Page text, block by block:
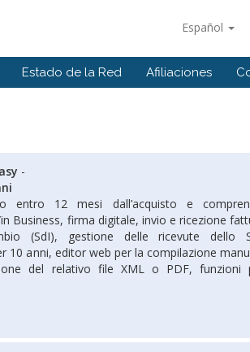
Español
Estado de la Red Afiliaciones
-
entro 12 mesi dall’acquisto e
Business, firma digitale, invio e ricezione
(SdI), gestione delle ricevute dello
10 anni, editor web per la compilazione
del relativo file XML o PDF, funzioni